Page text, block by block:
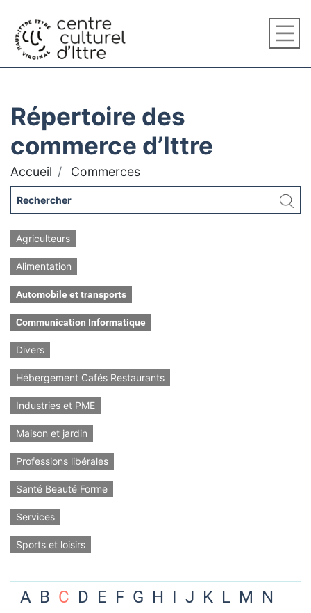
Répertoire des
commerce d’Ittre
Accueil Commerces
Agriculteurs
Alimentation
Automobile et transports
Communication Informatique
Divers
Hébergement Cafés Restaurants
Industries et PME
Maison et jardin
Professions libérales
Santé Beauté Forme
Services
Sports et loisirs
A B C D E F G H I J K L M N